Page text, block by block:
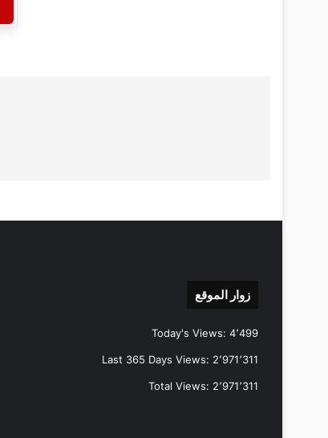
زوار الموقع
Today's Views: 4٬499
Last 365 Days Views: 2٬971٬311
Total Views: 2٬971٬311